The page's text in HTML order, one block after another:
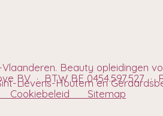
Beauty opleidingen
Lievens-Houtem en
BV · BTW BE 0454.597.527 ·
Cookiebeleid Sitemap